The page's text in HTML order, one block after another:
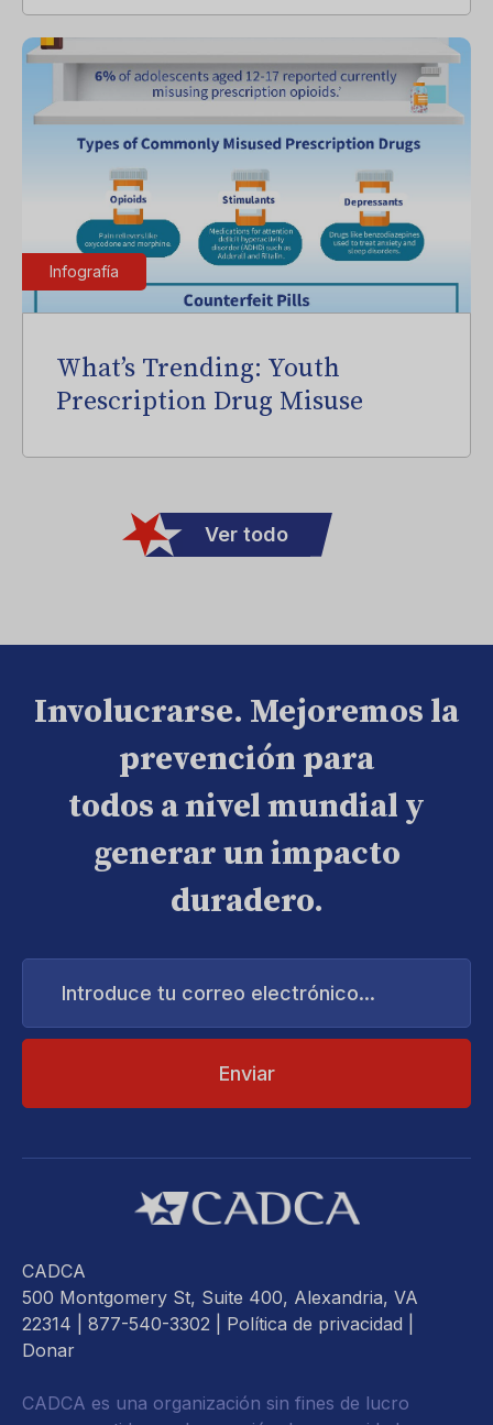
Infografía
What’s Trending: Youth
Prescription Drug Misuse
Ver todo
Involucrarse. Mejoremos la
prevención para
todos a nivel mundial y
generar un impacto
duradero.
Introduce
correo
CADCA
500 Montgomery St, Suite 400, Alexandria, VA
22314 | 877-540-3302 | Política de privacidad
Donar
CADCA es una organización sin fines de lucro